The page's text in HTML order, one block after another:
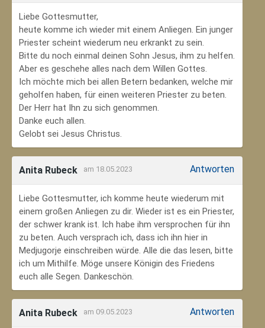
Liebe Gottesmutter,
heute komme ich wieder mit einem Anliegen. Ein junger
Priester scheint wiederum neu erkrankt zu sein.
Bitte du noch einmal deinen Sohn Jesus, ihm zu helfen.
Aber es geschehe alles nach dem Willen Gottes.
Ich möchte mich bei allen Betern bedanken, welche mir
geholfen haben, für einen weiteren Priester zu beten.
Der Herr hat Ihn zu sich genommen.
Danke euch allen.
Gelobt sei Jesus Christus.
Anita Rubeck am 18.05.2023 Antworten
Liebe Gottesmutter, ich komme heute wiederum mit
einem großen Anliegen zu dir. Wieder ist es ein Priester,
der schwer krank ist. Ich habe ihm versprochen für ihn
zu beten. Auch versprach ich, dass ich ihn hier in
Medjugorje einschreiben würde. Alle die das lesen, bitte
ich um Mithilfe. Möge unsere Königin des Friedens
euch alle Segen. Dankeschön.
Anita Rubeck am 09.05.2023 Antworten